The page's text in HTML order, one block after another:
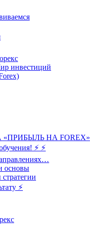
инвестиций
НА FOREX»
⚡ ⚡
основы
⚡️